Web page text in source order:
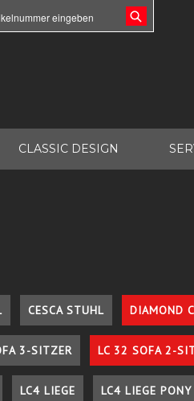
CLASSIC DESIGN
CESCA STUHL DIAMOND
3-SITZER LC 32 SOFA 2-
LC4 LIEGE LC4 LIEGE PONY